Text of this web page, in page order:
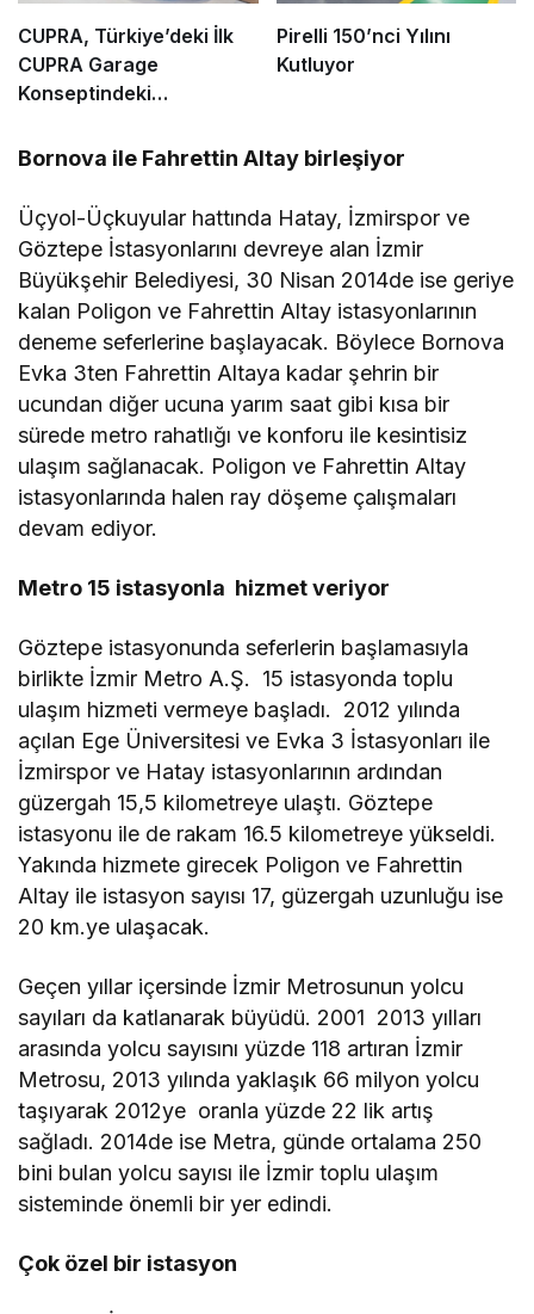
CUPRA, Türkiye’deki İlk
CUPRA Garage
Konseptindeki
Pirelli 150’nci Yılını
Kutluyor
Bornova ile Fahrettin Altay birleşiyor
Üçyol-Üçkuyular hattında Hatay, İzmirspor ve
Göztepe İstasyonlarını devreye alan İzmir
Büyükşehir Belediyesi, 30 Nisan 2014de ise geriye
kalan Poligon ve Fahrettin Altay istasyonlarının
deneme seferlerine başlayacak. Böylece Bornova
Evka 3ten Fahrettin Altaya kadar şehrin bir
ucundan diğer ucuna yarım saat gibi kısa bir
sürede metro rahatlığı ve konforu ile kesintisiz
ulaşım sağlanacak. Poligon ve Fahrettin Altay
istasyonlarında halen ray döşeme çalışmaları
devam ediyor.
Metro 15 istasyonla hizmet veriyor
Göztepe istasyonunda seferlerin başlamasıyla
birlikte İzmir Metro A.Ş. 15 istasyonda toplu
ulaşım hizmeti vermeye başladı. 2012 yılında
açılan Ege Üniversitesi ve Evka 3 İstasyonları ile
İzmirspor ve Hatay istasyonlarının ardından
güzergah 15,5 kilometreye ulaştı. Göztepe
istasyonu ile de rakam 16.5 kilometreye yükseldi.
Yakında hizmete girecek Poligon ve Fahrettin
Altay ile istasyon sayısı 17, güzergah uzunluğu ise
20 km.ye ulaşacak.
Geçen yıllar içersinde İzmir Metrosunun yolcu
sayıları da katlanarak büyüdü. 2001  2013 yılları
arasında yolcu sayısını yüzde 118 artıran İzmir
Metrosu, 2013 yılında yaklaşık 66 milyon yolcu
taşıyarak 2012ye oranla yüzde 22 lik artış
sağladı. 2014de ise Metra, günde ortalama 250
bini bulan yolcu sayısı ile İzmir toplu ulaşım
sisteminde önemli bir yer edindi.
Çok özel bir istasyon